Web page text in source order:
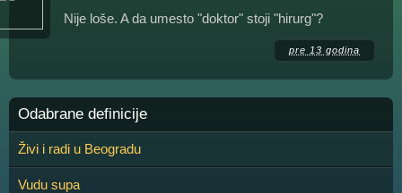
Nije loše. A da umesto "doktor" stoji "hirurg"?
pre 13 godina
Odabrane definicije
Živi i radi u Beogradu
Vudu supa